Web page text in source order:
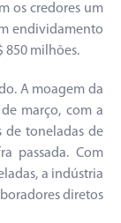
os credores um
endividamento
850 milhões.
A moagem da
março, com a
de toneladas de
passada. Com
a indústria
diretos